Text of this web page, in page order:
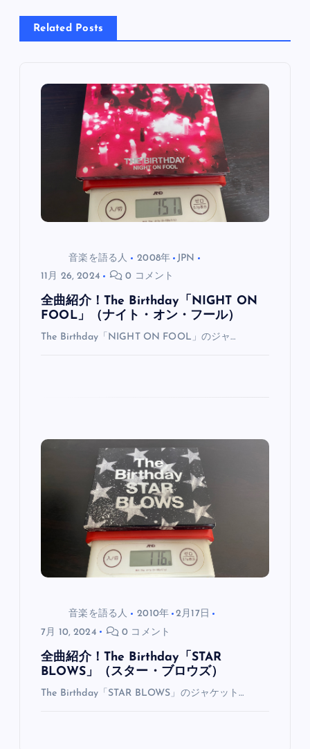
ーRelated Posts
音楽を語る人 2008年
JPN
11月 26, 2024
0 コメント
全曲紹介！The Birthday「NIGHT ON
FOOL」（ナイト・オン・フール）
The Birthday「NIGHT ON FOOL」のジャ…
音楽を語る人 2010年
2月17日
7月 10, 2024
0 コメント
全曲紹介！The Birthday「STAR
BLOWS」（スター・ブロウズ）
The Birthday「STAR BLOWS」のジャケット…